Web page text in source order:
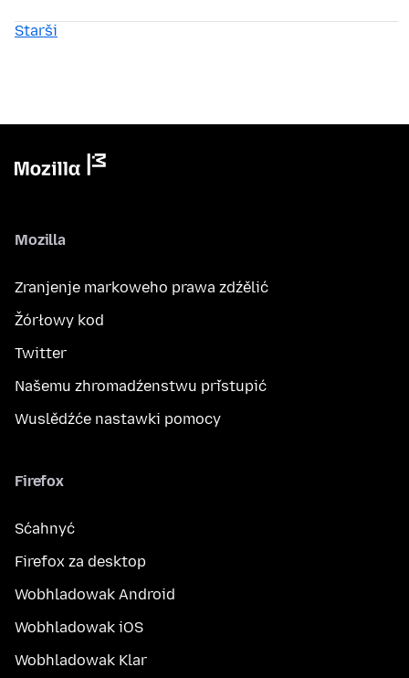
Starši
Mozilla
Zranjenje markoweho prawa zdźělić
Žórłowy kod
Twitter
Našemu zhromadźenstwu přistupić
Wuslědźće nastawki pomocy
Firefox
Sćahnyć
Firefox za desktop
Wobhladowak Android
Wobhladowak iOS
Wobhladowak Klar